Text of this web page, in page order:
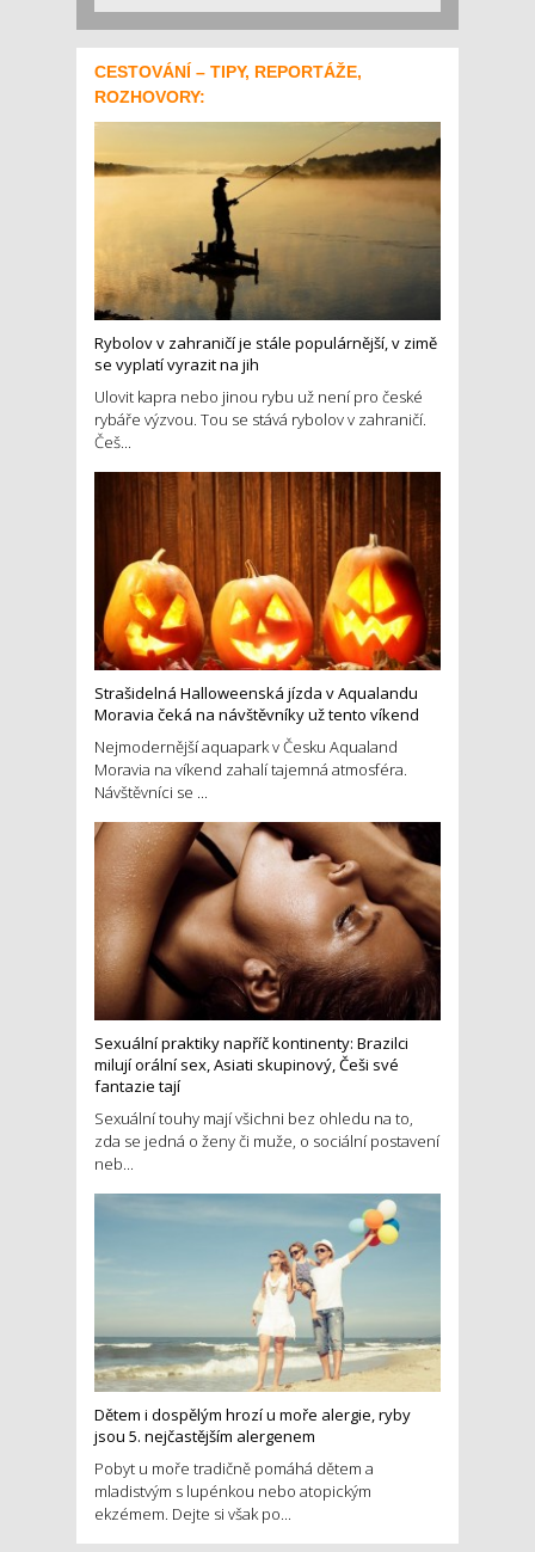
CESTOVÁNÍ – TIPY, REPORTÁŽE,
ROZHOVORY:
Rybolov v zahraničí je stále populárnější, v zimě
se vyplatí vyrazit na jih
Ulovit kapra nebo jinou rybu už není pro české
rybáře výzvou. Tou se stává rybolov v zahraničí.
Češ...
Strašidelná Halloweenská jízda v Aqualandu
Moravia čeká na návštěvníky už tento víkend
Nejmodernější aquapark v Česku Aqualand
Moravia na víkend zahalí tajemná atmosféra.
Návštěvníci se ...
Sexuální praktiky napříč kontinenty: Brazilci
milují orální sex, Asiati skupinový, Češi své
fantazie tají
Sexuální touhy mají všichni bez ohledu na to,
zda se jedná o ženy či muže, o sociální postavení
neb...
Dětem i dospělým hrozí u moře alergie, ryby
jsou 5. nejčastějším alergenem
Pobyt u moře tradičně pomáhá dětem a
mladistvým s lupénkou nebo atopickým
ekzémem. Dejte si však po...